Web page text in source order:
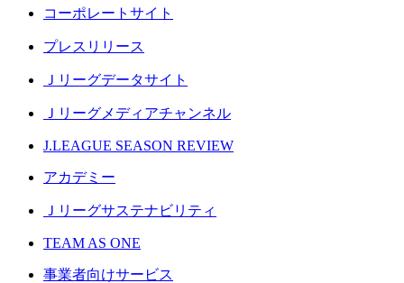
コーポレートサイト
プレスリリース
Ｊリーグデータサイト
Ｊリーグメディアチャンネル
J.LEAGUE SEASON REVIEW
アカデミー
Ｊリーグサステナビリティ
TEAM AS ONE
事業者向けサービス